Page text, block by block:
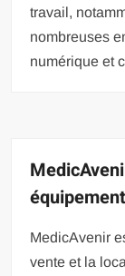
travail,
nombreuses
numérique et
MedicAvenir
vente et la